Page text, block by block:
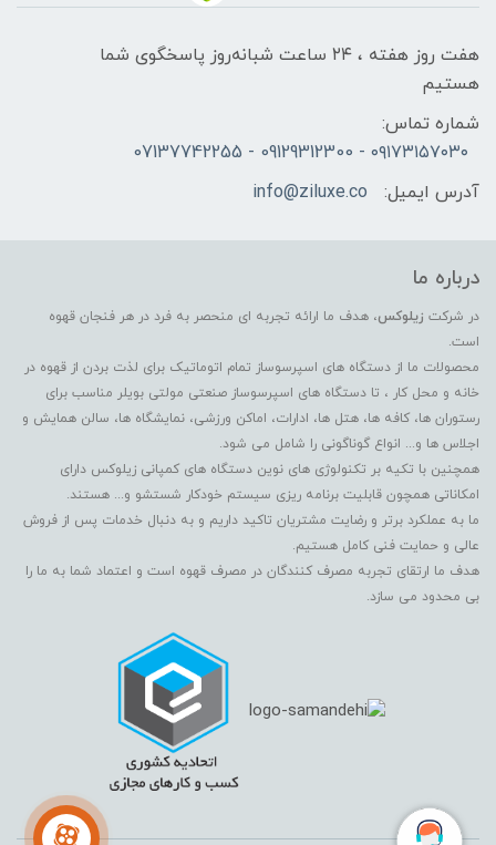
هفت روز هفته ، ۲۴ ساعت شبانه‌روز پاسخگوی شما
هستیم
شماره تماس:
۰۹۱۷۳۱۵۷۰۳۰ - 09129312300 - 07137742255
آدرس ایمیل:
info@ziluxe.co
درباره ما
در شرکت زیلوکس، هدف ما ارائه تجربه ای منحصر به فرد در هر فنجان قهوه
است.
محصولات ما از دستگاه های اسپرسوساز تمام اتوماتیک برای لذت بردن از قهوه در
خانه و محل کار ، تا دستگاه های اسپرسوساز صنعتی مولتی بویلر مناسب برای
رستوران ها، کافه ها، هتل ها، ادارات، اماکن ورزشی، نمایشگاه ها، سالن همایش و
اجلاس ها و... انواع گوناگونی را شامل می شود.
همچنین با تکیه بر تکنولوژی های نوین دستگاه های کمپانی زیلوکس دارای
امکاناتی همچون قابلیت برنامه ریزی سیستم خودکار شستشو و... هستند.
ما به عملکرد برتر و رضایت مشتریان تاکید داریم و به دنبال خدمات پس از فروش
عالی و حمایت فنی کامل هستیم.
هدف ما ارتقای تجربه مصرف کنندگان در مصرف قهوه است و اعتماد شما به ما را
بی محدود می سازد.